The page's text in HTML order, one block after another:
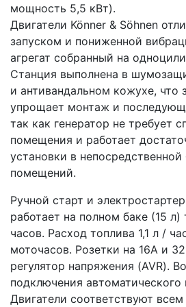
мощность 5,5 кВт).
Двигатели Könner & Söhnen
запуском и пониженной
агрегат собранный на
Станция выполнена в
и антивандальном кожухе, что
упрощает монтаж и
так как генератор не требует
помещения и работает
установки в
помещений.
Ручной старт и
работает на полном баке (15 л)
часов. Расход топлива 1,1 л /
моточасов. Розетки на 16А и
регулятор напряжения (AVR).
подключения автоматического
Двигатели соответствуют